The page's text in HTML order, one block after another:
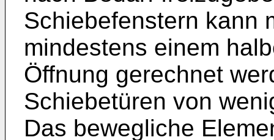
Schiebefenstern kann
mindestens einem
Öffnung gerechnet
Schiebetüren von
Das bewegliche